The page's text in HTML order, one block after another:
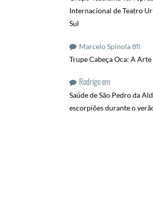
Internacional de Teatro
Sul
Marcelo Spinolaem
Trupe Cabeça Oca: A
Rodrigoem
Saúde de São Pedro da
escorpiões durante o